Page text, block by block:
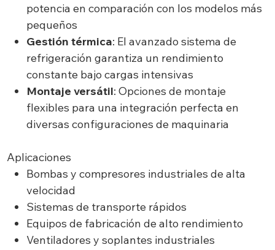
potencia en comparación con los modelos más
pequeños
Gestión térmica: El avanzado sistema de
refrigeración garantiza un rendimiento
constante bajo cargas intensivas
Montaje versátil: Opciones de montaje
flexibles para una integración perfecta en
diversas configuraciones de maquinaria
Aplicaciones
Bombas y compresores industriales de alta
velocidad
Sistemas de transporte rápidos
Equipos de fabricación de alto rendimiento
Ventiladores y soplantes industriales